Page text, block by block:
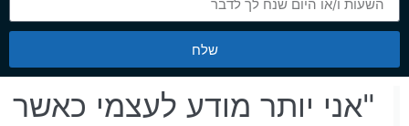
שלח
"אני יותר מודע לעצמי כאשר